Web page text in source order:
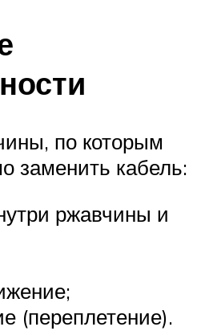
по которым
заменить кабель:
ржавчины и
(переплетение).